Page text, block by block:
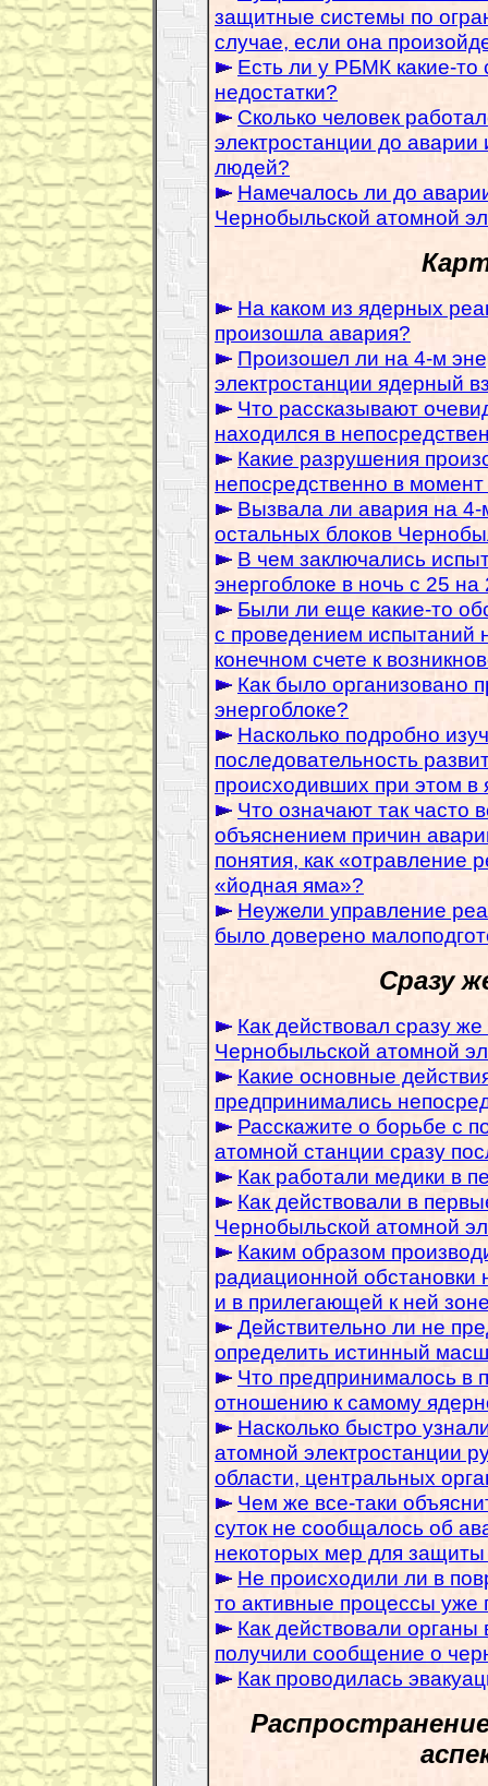
защитные системы по
случае, если она
Есть ли у РБМК какие-то
недостатки?
Сколько человек
электростанции до аварии
людей?
Намечалось ли до
Чернобыльской атомной
На каком из ядерных
произошла авария?
Произошел ли на 4-м
электростанции ядерный
Что рассказывают
находился в
Какие разрушения
непосредственно в
Вызвала ли авария на 4-
остальных блоков
В чем заключались
энергоблоке в ночь с 25 на
Были ли еще какие-то
с проведением испытаний
конечном счете к
Как было организовано
энергоблоке?
Насколько подробно
последовательность
происходивших при этом в
Что означают так часто
объяснением причин
понятия, как «отравление
«йодная яма»?
Неужели управление
было доверено
Сразу
Как действовал сразу
Чернобыльской атомной
Какие основные
предпринимались
Расскажите о борьбе с
атомной станции сразу
Как работали медики в
Как действовали в
Чернобыльской атомной
Каким образом
радиационной
и в прилегающей к ней
Действительно ли не
определить истинный
Что предпринималось в
отношению к самому
Насколько быстро
атомной электростанции
области, центральных
Чем же все-таки
суток не сообщалось об
некоторых мер для защиты
Не происходили ли в
то активные процессы уже
Как действовали органы
получили сообщение о
Как проводилась